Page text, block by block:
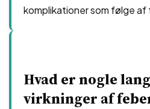
komplikationer som følge af
Hvad er nogle
virkninger af